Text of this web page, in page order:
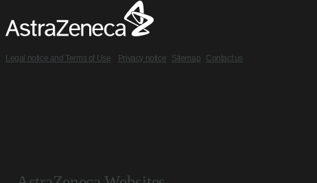
Legal notice and Terms of Use Privacy notice Sitemap Contact us